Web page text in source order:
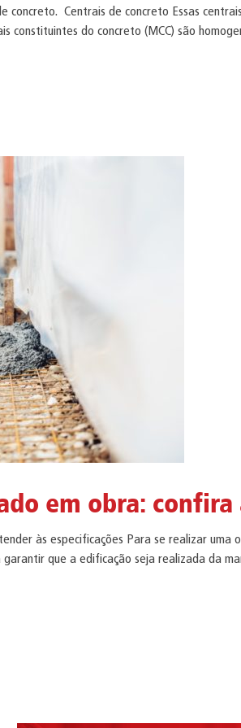
concreto. Centrais de concreto Essas
constituintes do concreto (MCC) são
em obra: confira
às especificações Para se realizar
que a edificação seja realizada da